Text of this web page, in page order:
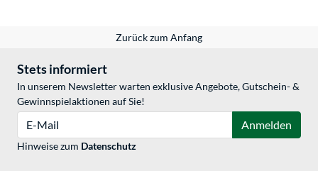
Zurück zum Anfang
Stets informiert
In unserem Newsletter warten exklusive Angebote, Gutschein- &
Gewinnspielaktionen auf Sie!
Anmelden
Hinweise zum Datenschutz